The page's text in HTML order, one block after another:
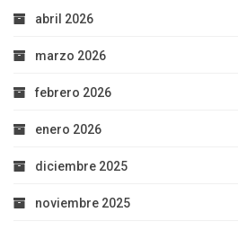
abril 2026
marzo 2026
febrero 2026
enero 2026
diciembre 2025
noviembre 2025